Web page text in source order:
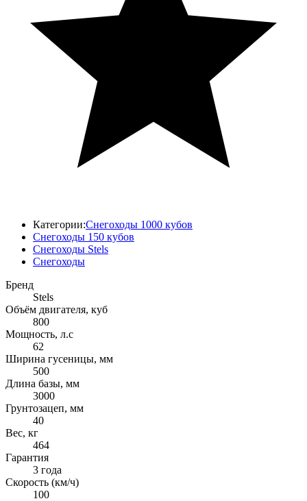
Категории:Снегоходы 1000 кубов
Снегоходы 150 кубов
Снегоходы Stels
Снегоходы
Бренд
Stels
Объём двигателя, куб
800
Мощность, л.с
62
Ширина гусеницы, мм
500
Длина базы, мм
3000
Грунтозацеп, мм
40
Вес, кг
464
Гарантия
3 года
Скорость (км/ч)
100